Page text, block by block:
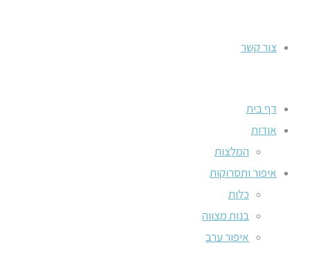
צור קשר
דף בית
אודות
המלצות
איפור ותסרוקות
כלות
בנות מצווה
איפור ערב